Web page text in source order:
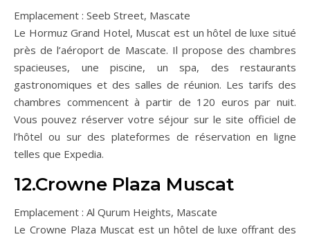
Emplacement : Seeb Street, Mascate
Le Hormuz Grand Hotel, Muscat est un hôtel de luxe situé
près de l’aéroport de Mascate. Il propose des chambres
spacieuses, une piscine, un spa, des restaurants
gastronomiques et des salles de réunion. Les tarifs des
chambres commencent à partir de 120 euros par nuit.
Vous pouvez réserver votre séjour sur le site officiel de
l’hôtel ou sur des plateformes de réservation en ligne
telles que Expedia.
12.Crowne Plaza Muscat
Emplacement : Al Qurum Heights, Mascate
Le Crowne Plaza Muscat est un hôtel de luxe offrant des